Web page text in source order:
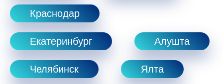
Краснодар
Екатеринбург Алушта
Челябинск Ялта